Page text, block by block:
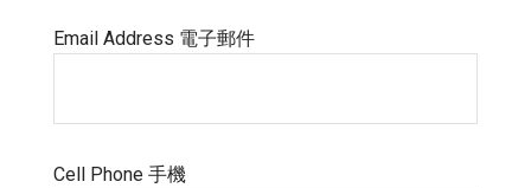
Email Address 電子郵件
Cell Phone 手機